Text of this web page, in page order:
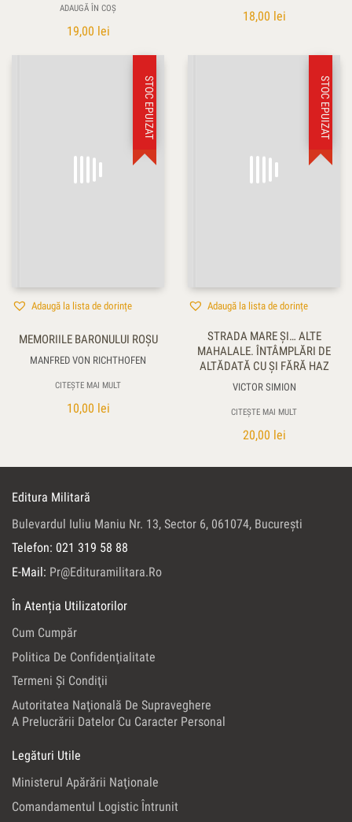
ADAUGĂ ÎN COȘ
19,00 lei
18,00 lei
STOC EPUIZAT
Adaugă la lista de dorințe
MEMORIILE BARONULUI ROŞU
MANFRED VON RICHTHOFEN
CITEȘTE MAI MULT
10,00 lei
STOC EPUIZAT
Adaugă la lista de dorințe
STRADA MARE ŞI… ALTE
MAHALALE. ÎNTÂMPLĂRI DE
ALTĂDATĂ CU ŞI FĂRĂ HAZ
VICTOR SIMION
CITEȘTE MAI MULT
20,00 lei
Editura Militară
Bulevardul Iuliu Maniu Nr. 13, Sector 6, 061074, Bucureşti
Telefon: 021 319 58 88
E-Mail: Pr@edituramilitara.ro
În Atenția Utilizatorilor
Cum Cumpăr
Politica De Confidenţialitate
Termeni Şi Condiţii
Autoritatea Naţională De Supraveghere
A Prelucrării Datelor Cu Caracter Personal
Legături Utile
Ministerul Apărării Naţionale
Comandamentul Logistic Întrunit